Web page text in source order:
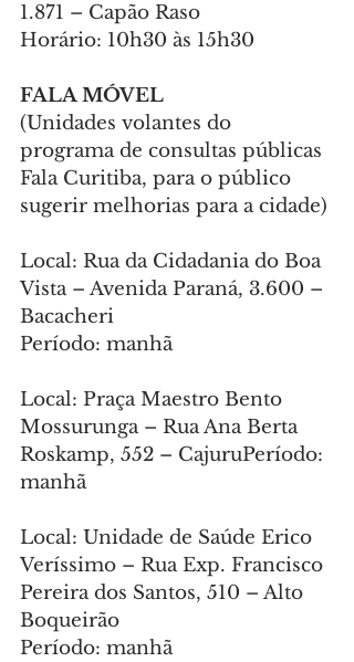
1.871 – Capão Raso
Horário: 10h30 às 15h30
FALA MÓVEL
(Unidades volantes do
programa de consultas públicas
Fala Curitiba, para o público
sugerir melhorias para a cidade)
Local: Rua da Cidadania do Boa
Vista – Avenida Paraná, 3.600 –
Bacacheri
Período: manhã
Local: Praça Maestro Bento
Mossurunga – Rua Ana Berta
Roskamp, 552 – CajuruPeríodo:
manhã
Local: Unidade de Saúde Erico
Veríssimo – Rua Exp. Francisco
Pereira dos Santos, 510 – Alto
Boqueirão
Período: manhã